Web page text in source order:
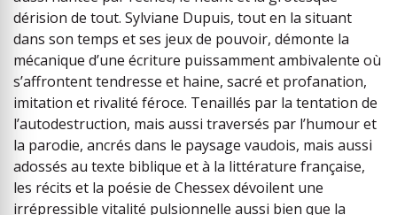
dérision de tout. Sylviane Dupuis, tout en la situant
dans son temps et ses jeux de pouvoir, démonte la
mécanique d’une écriture puissamment ambivalente où
s’affrontent tendresse et haine, sacré et profanation,
imitation et rivalité féroce. Tenaillés par la tentation de
l’autodestruction, mais aussi traversés par l’humour et
la parodie, ancrés dans le paysage vaudois, mais aussi
adossés au texte biblique et à la littérature française,
les récits et la poésie de Chessex dévoilent une
irrépressible vitalité pulsionnelle aussi bien que la